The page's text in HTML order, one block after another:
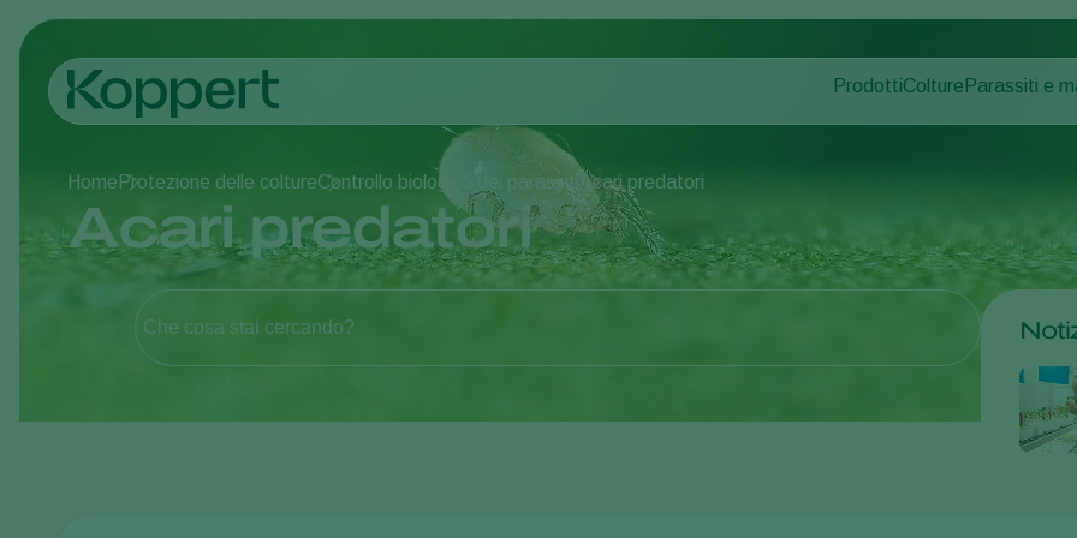
Prodotti
Applicazione
Monitoraggio
Disinfettante, Pulizia & Igiene
Ombreggianti e Diffusi
Colture
Seminativi
Parassiti e
Home Protezione delle coltureControllo biologico dei parassiti Acari predatori
Acari predatori
Che cosa stai cercando?